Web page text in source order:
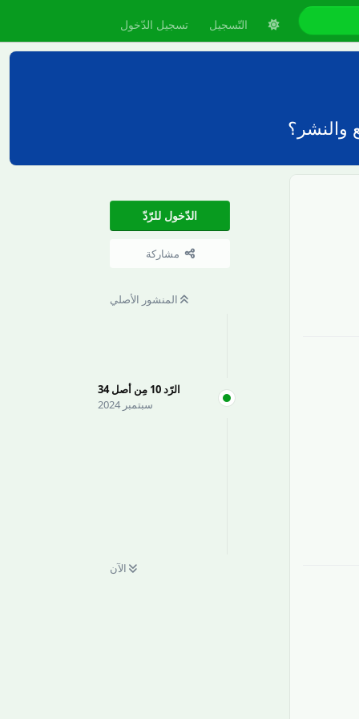
التّسجيل تسجيل الدّخول
والنشر؟
الدّخول للرّدّ
مشاركة
المنشور الأصلي
الرّد10 مِن أصل34
سبتمبر 2024
الآن